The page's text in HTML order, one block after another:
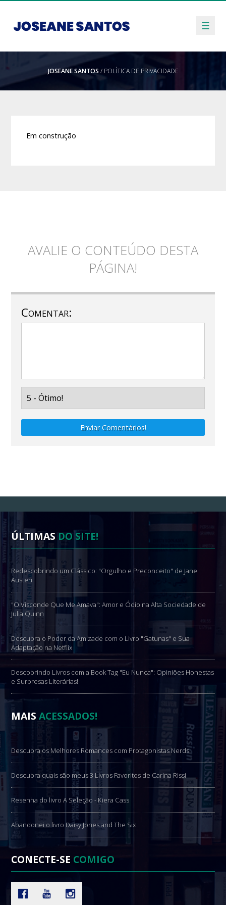
☰
JOSEANE SANTOS / POLÍTICA DE PRIVACIDADE
Em construção
AVALIE O CONTEÚDO DESTA
PÁGINA!
Comentar:
Enviar Comentários!
ÚLTIMASDO SITE!
Redescobrindo um Clássico: "Orgulho e Preconceito" de Jane
Austen
"O Visconde Que Me Amava": Amor e Ódio na Alta Sociedade de
Julia Quinn
Descubra o Poder da Amizade com o Livro "Gatunas" e Sua
Adaptação na Netflix
Descobrindo Livros com a Book Tag "Eu Nunca": Opiniões Honestas
e Surpresas Literárias!
MAISACESSADOS!
Descubra os Melhores Romances com Protagonistas Nerds
Descubra quais são meus 3 Livros Favoritos de Carina Rissi
Resenha do livro A Seleção - Kiera Cass
Abandonei o livro Daisy Jones and The Six
CONECTE-SE COMIGO